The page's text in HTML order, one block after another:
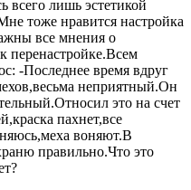
всего лишь эстетикой
тоже нравится настройка
все мнения о
перенастройке.Всем
-Последнее время вдруг
неприятный.Он
это на счет
пахнет,все
воняют.В
правильно.Что это